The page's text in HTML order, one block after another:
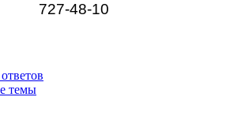
727-48-10
темы